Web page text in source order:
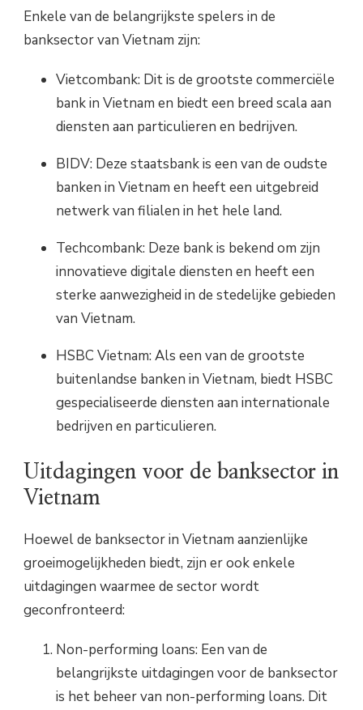
Enkele van de belangrijkste spelers in de
banksector van Vietnam zijn:
Vietcombank: Dit is de grootste commerciële
bank in Vietnam en biedt een breed scala aan
diensten aan particulieren en bedrijven.
BIDV: Deze staatsbank is een van de oudste
banken in Vietnam en heeft een uitgebreid
netwerk van filialen in het hele land.
Techcombank: Deze bank is bekend om zijn
innovatieve digitale diensten en heeft een
sterke aanwezigheid in de stedelijke gebieden
van Vietnam.
HSBC Vietnam: Als een van de grootste
buitenlandse banken in Vietnam, biedt HSBC
gespecialiseerde diensten aan internationale
bedrijven en particulieren.
Uitdagingen voor de banksector in
Vietnam
Hoewel de banksector in Vietnam aanzienlijke
groeimogelijkheden biedt, zijn er ook enkele
uitdagingen waarmee de sector wordt
geconfronteerd:
Non-performing loans: Een van de
belangrijkste uitdagingen voor de banksector
is het beheer van non-performing loans. Dit